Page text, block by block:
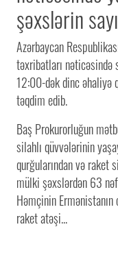
şəxslərin
Azərbaycan
təxribatları nəticəsində
12:00-dək dinc əhaliyə
təqdim edib.
Baş Prokurorluğun
silahlı qüvvələrinin
qurğularından və raket
mülki şəxslərdən 63
Həmçinin
raket atəşi...